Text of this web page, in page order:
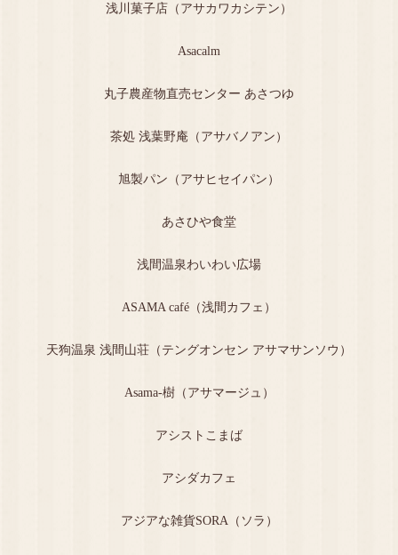
浅川菓子店（アサカワカシテン）
Asacalm
丸子農産物直売センター あさつゆ
茶処 浅葉野庵（アサバノアン）
旭製パン（アサヒセイパン）
あさひや食堂
浅間温泉わいわい広場
ASAMA café（浅間カフェ）
天狗温泉 浅間山荘（テングオンセン アサマサンソウ）
Asama-樹（アサマージュ）
アシストこまば
アシダカフェ
アジアな雑貨SORA（ソラ）